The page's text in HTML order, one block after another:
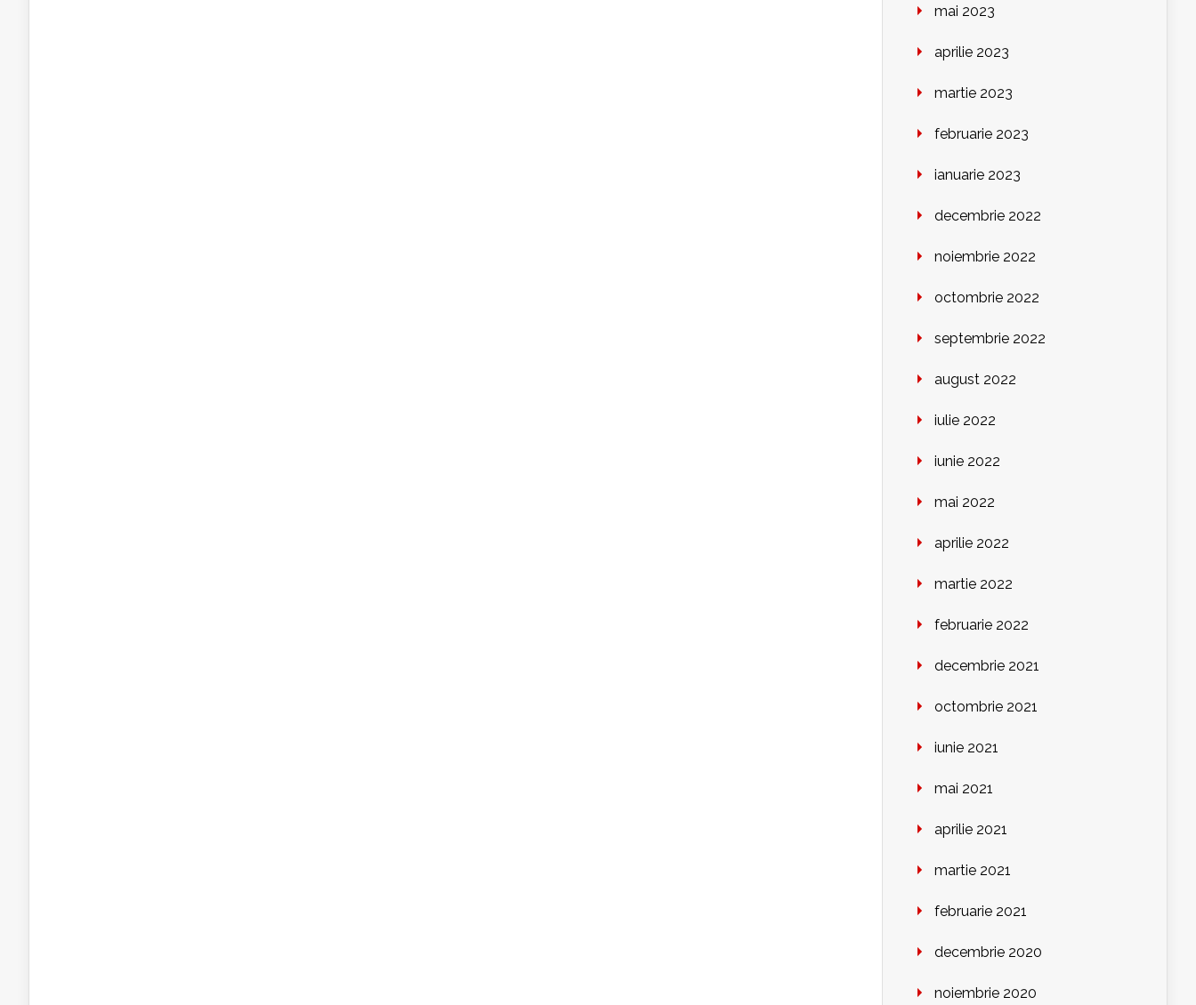
mai 2023
aprilie 2023
martie 2023
februarie 2023
ianuarie 2023
decembrie 2022
noiembrie 2022
octombrie 2022
septembrie 2022
august 2022
iulie 2022
iunie 2022
mai 2022
aprilie 2022
martie 2022
februarie 2022
decembrie 2021
octombrie 2021
iunie 2021
mai 2021
aprilie 2021
martie 2021
februarie 2021
decembrie 2020
noiembrie 2020